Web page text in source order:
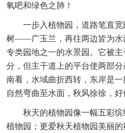
氧吧和绿色之肺！
一步入植物园，道路笔直
树——广玉兰，再往两边皆为水
专类园地之一的水景园。它被
分，但主干道上的平台使两部
南看，水域曲折西转，东岸是
自然弯曲至水面，秋风徐徐，
秋天的植物园像一幅五彩
植物园；更爱秋天植物园美丽的